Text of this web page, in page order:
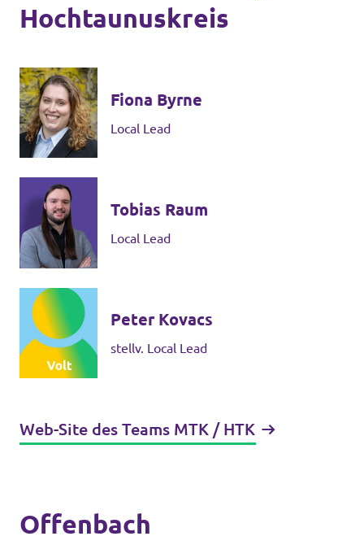
Hochtaunuskreis
Fiona Byrne
Local Lead
Tobias Raum
Local Lead
Peter Kovacs
stellv. Local Lead
Web-Site des Teams MTK / HTK
Offenbach